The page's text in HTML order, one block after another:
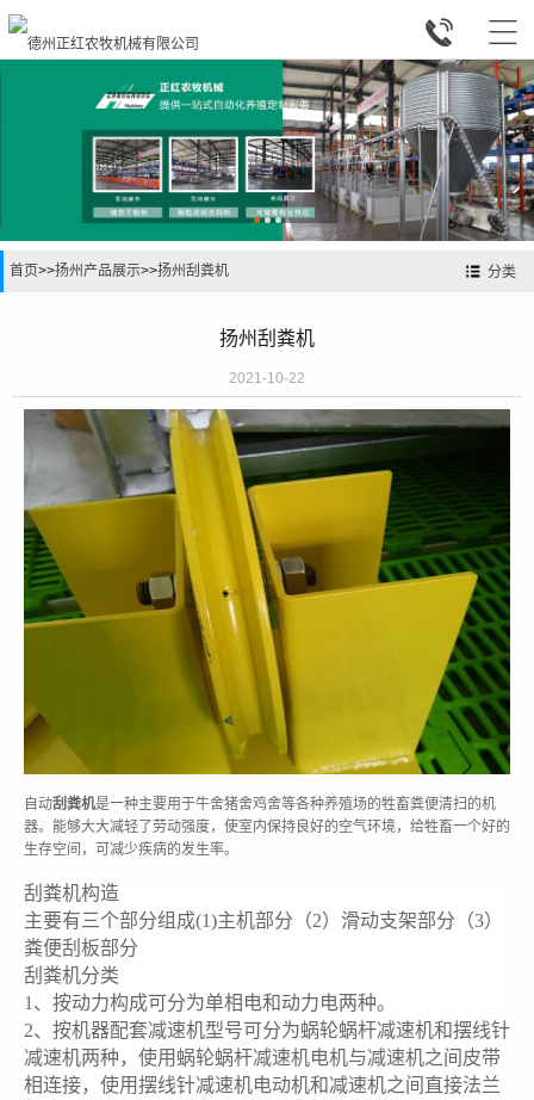


分类
首页>>扬州产品展示>>扬州刮粪机
扬州刮粪机
2021-10-22
自动刮粪机是一种主要用于牛舍猪舍鸡舍等各种养殖场的牲畜粪便清扫的机
器。能够大大减轻了劳动强度，使室内保持良好的空气环境，给牲畜一个好的
生存空间，可减少疾病的发生率。
刮粪机构造
主要有三个部分组成(1)主机部分（2）滑动支架部分（3）
粪便刮板部分
刮粪机分类
1、按动力构成可分为单相电和动力电两种。
2、按机器配套减速机型号可分为蜗轮蜗杆减速机和摆线针
减速机两种，使用蜗轮蜗杆减速机电机与减速机之间皮带
相连接，使用摆线针减速机电动机和减速机之间直接法兰